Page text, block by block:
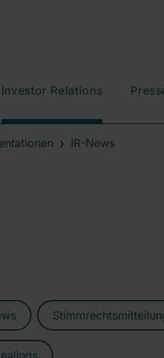
Investor Relations
IR-News